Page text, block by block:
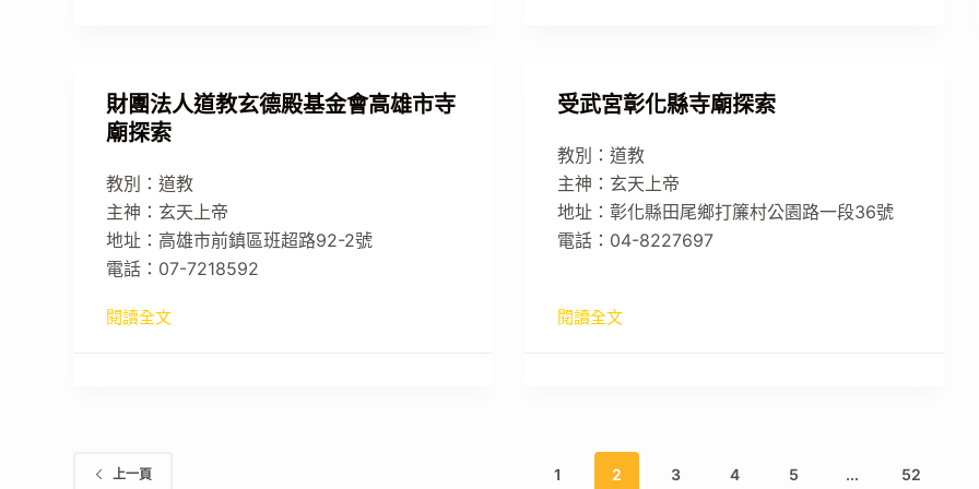
財團法人道教玄德殿基金會高雄市寺
廟探索
教別：道教
主神：玄天上帝
地址：高雄市前鎮區班超路92-2號
電話：07-7218592
閱讀全文
受武宮彰化縣寺廟探索
教別：道教
主神：玄天上帝
地址：彰化縣田尾鄉打簾村公園路一段36號
電話：04-8227697
閱讀全文
上一頁 1 2 3 4 5 ... 52